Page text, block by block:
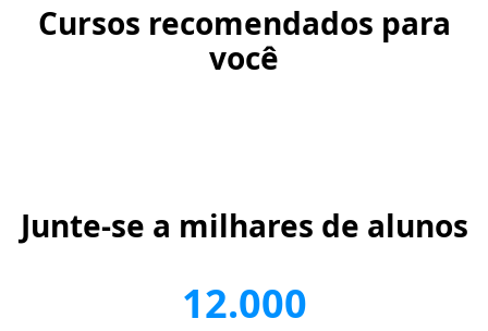
Cursos recomendados para
você
Junte-se a milhares de alunos
12.000